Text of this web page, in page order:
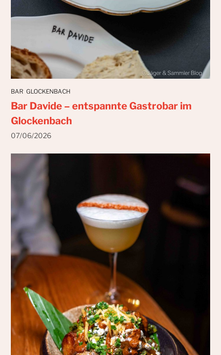
BAR GLOCKENBACH
Bar Davide – entspannte Gastrobar im
Glockenbach
07/06/2026